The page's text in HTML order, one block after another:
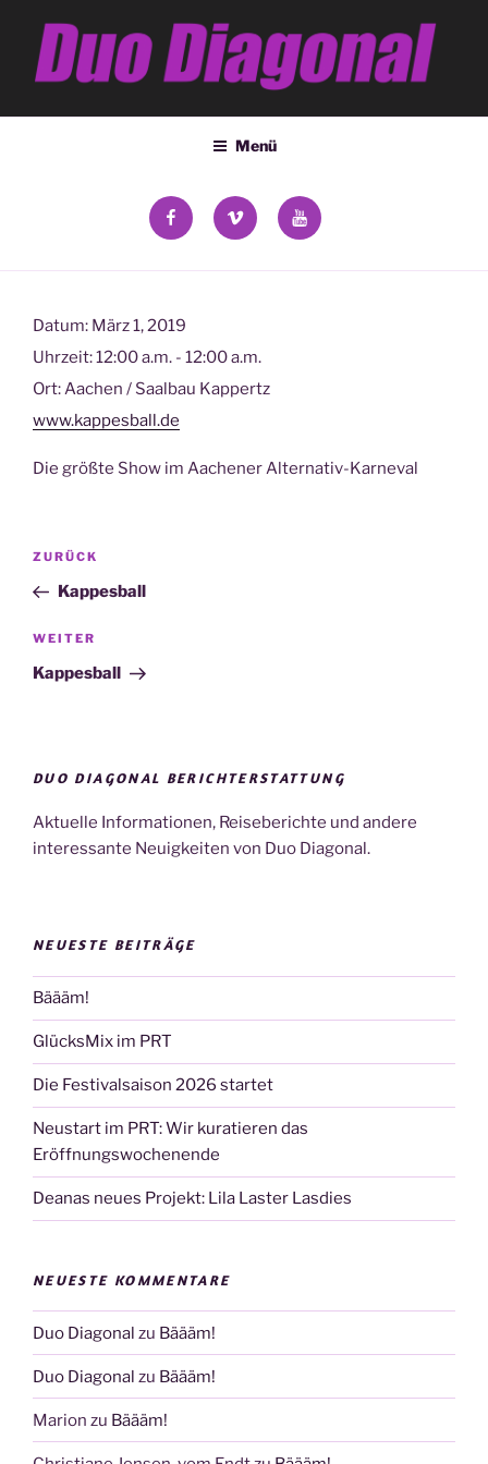
Inhalt
springen
DUO DIAGONAL
Menü
facebookvimeo YouTube
Datum: März 1, 2019
Uhrzeit:12:00 a.m. - 12:00 a.m.
Ort:Aachen / Saalbau Kappertz
www.kappesball.de
Die größte Show im Aachener Alternativ-Karneval
Beitragsnavigation
Vorheriger
Beitrag
ZURÜCK
Kappesball
Nächster
Beitrag
WEITER
Kappesball
DUO DIAGONAL BERICHTERSTATTUNG
Aktuelle Informationen, Reiseberichte und andere
interessante Neuigkeiten von Duo Diagonal.
NEUESTE BEITRÄGE
Bäääm!
GlücksMix im PRT
Die Festivalsaison 2026 startet
Neustart im PRT: Wir kuratieren das
Eröffnungswochenende
Deanas neues Projekt: Lila Laster Lasdies
NEUESTE KOMMENTARE
Duo Diagonal zu Bäääm!
Duo Diagonal zu Bäääm!
Marion zu Bäääm!